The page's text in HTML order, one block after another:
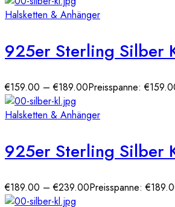
Halsketten & Anhänger
€159.00 –€189.00Preisspanne:
Halsketten & Anhänger
€189.00 –€239.00Preisspanne: